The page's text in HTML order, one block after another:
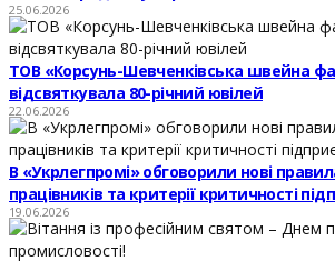
25.06.2026
ТОВ «Корсунь-Шевченківська швейна
відсвяткувала 80-річний ювілей
22.06.2026
В «Укрлегпромі» обговорили нові
працівників та критерії критичності
19.06.2026